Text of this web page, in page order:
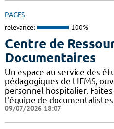
PAGES
relevance: 100%
Centre de
Documentaires
Un espace au service des
pédagogiques de l'IFMS,
personnel hospitalier. Faites
l'équipe de
09/07/2026 18:07